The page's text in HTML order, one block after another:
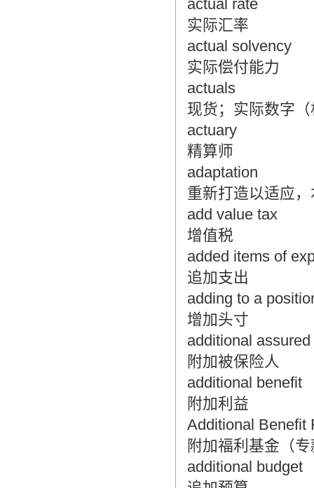
actual rate
实际汇率
actual solvency
实际偿付能力
actuals
现货；实际数字
actuary
精算师
adaptation
重新打造以适应
add value tax
增值税
added items of
追加支出
adding to a
增加头寸
additional assured
附加被保险人
additional benefit
附加利益
Additional Benefit
附加福利基金（
additional budget